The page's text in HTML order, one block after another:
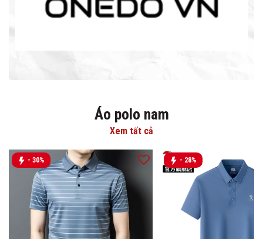
Áo polo nam
Xem tất cả
- 30% - 28%